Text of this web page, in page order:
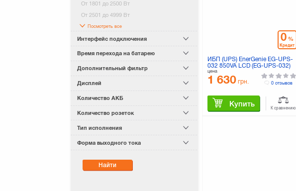
От 1801 до 2500 Вт
От 2501 до 4999 Вт
Посмотреть все
Интерфейс подключения
Время перехода на батарею
Дополнительный фильтр
Дисплей
Количество АКБ
Количество розеток
Тип исполнения
Форма выходного тока
Найти
0 %
Кредит
ИБП (UPS) EnerGenie EG-UPS-
032 850VA LCD (EG-UPS-032)
цена
1 630 грн.
Купить
0 отзывов
К сравнению